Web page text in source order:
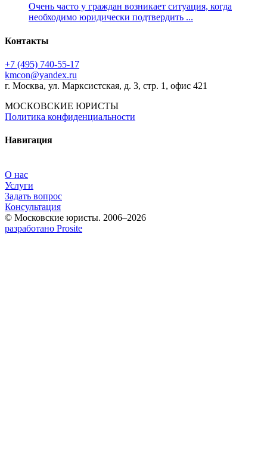
Очень часто у граждан возникает ситуация, когда
необходимо юридически подтвердить ...
Контакты
+7 (495) 740‑55‑17
kmcon@yandex.ru
г. Москва, ул. Марксистская, д. 3, стр. 1, офис 421
МОСКОВСКИЕ ЮРИСТЫ
Политика конфиденциальности
Навигация
О нас
Услуги
Задать вопрос
Консультация
© Московские юристы. 2006–2026
разработано Prosite